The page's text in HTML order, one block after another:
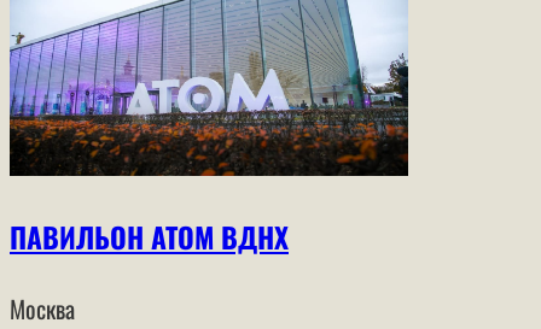
ПАВИЛЬОН АТОМ ВДНХ
Москва